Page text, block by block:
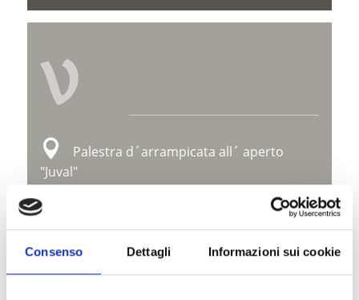
Consenso Dettagli Informazioni sui cookie
V
Palestra d´arrampicata all´ aperto
"Juval"
39025 Naturns
+39 0473 666077